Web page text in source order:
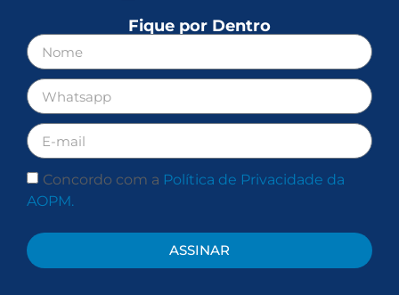
Fique por Dentro
Concordo com a Política de Privacidade da
AOPM.
ASSINAR